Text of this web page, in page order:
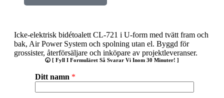
Icke-elektrisk bidétoalett CL-721 i U-form med tvätt fram och
bak, Air Power System och spolning utan el. Byggd för
grossister, återförsäljare och inköpare av projektleveranser.
🕢 [ Fyll I Formuläret Så Svarar Vi Inom 30 Minuter! ]
Ditt namn *